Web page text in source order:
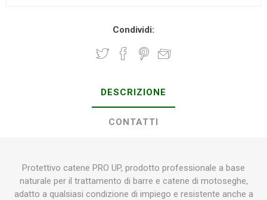
Condividi:
DESCRIZIONE
CONTATTI
Protettivo catene PRO UP, prodotto professionale a base
naturale per il trattamento di barre e catene di motoseghe,
adatto a qualsiasi condizione di impiego e resistente anche a